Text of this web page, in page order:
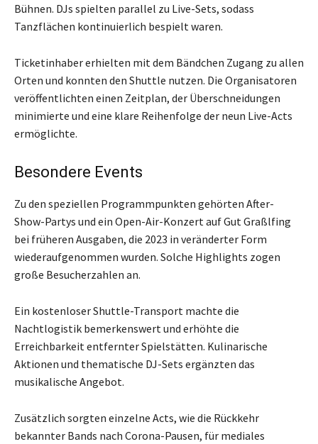
Bühnen. DJs spielten parallel zu Live-Sets, sodass
Tanzflächen kontinuierlich bespielt waren.
Ticketinhaber erhielten mit dem Bändchen Zugang zu allen
Orten und konnten den Shuttle nutzen. Die Organisatoren
veröffentlichten einen Zeitplan, der Überschneidungen
minimierte und eine klare Reihenfolge der neun Live-Acts
ermöglichte.
Besondere Events
Zu den speziellen Programmpunkten gehörten After-
Show-Partys und ein Open-Air-Konzert auf Gut Graßlfing
bei früheren Ausgaben, die 2023 in veränderter Form
wiederaufgenommen wurden. Solche Highlights zogen
große Besucherzahlen an.
Ein kostenloser Shuttle-Transport machte die
Nachtlogistik bemerkenswert und erhöhte die
Erreichbarkeit entfernter Spielstätten. Kulinarische
Aktionen und thematische DJ-Sets ergänzten das
musikalische Angebot.
Zusätzlich sorgten einzelne Acts, wie die Rückkehr
bekannter Bands nach Corona-Pausen, für mediales